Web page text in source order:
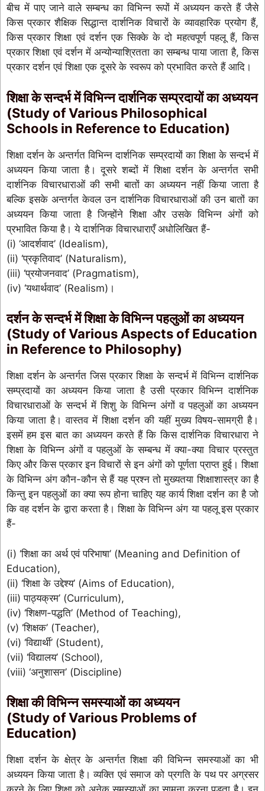
बीच में पाए जाने वाले सम्बन्ध का विभिन्न रूपों में अध्ययन करते हैं जैसे
किस प्रकार शैक्षिक सिद्धान्त दार्शनिक विचारों के व्यावहारिक प्रयोग हैं,
किस प्रकार शिक्षा एवं दर्शन एक सिक्के के दो महत्वपूर्ण पहलू हैं, किस
प्रकार शिक्षा एवं दर्शन में अन्योन्याश्रितता का सम्बन्ध पाया जाता है, किस
प्रकार दर्शन एवं शिक्षा एक दूसरे के स्वरूप को प्रभावित करते हैं आदि।
शिक्षा के सन्दर्भ में विभिन्न दार्शनिक सम्प्रदायों का अध्ययन
(Study of Various Philosophical
Schools in Reference to Education)
शिक्षा दर्शन के अन्तर्गत विभिन्न दार्शनिक सम्प्रदायों का शिक्षा के सन्दर्भ में
अध्ययन किया जाता है। दूसरे शब्दों में शिक्षा दर्शन के अन्तर्गत सभी
दार्शनिक विचारधाराओं की सभी बातों का अध्ययन नहीं किया जाता है
बल्कि इसके अन्तर्गत केवल उन दार्शनिक विचारधाराओं की उन बातों का
अध्ययन किया जाता है जिन्होंने शिक्षा और उसके विभिन्न अंगों को
प्रभावित किया है। ये दार्शनिक विचारधाराएँ अधोलिखित हैं-
(i) ‘आदर्शवाद’ (Idealism),
(ii) ‘प्रकृतिवाद’ (Naturalism),
(iii) ‘प्रयोजनवाद’ (Pragmatism),
(iv) ‘यथार्थवाद’ (Realism)।
दर्शन के सन्दर्भ में शिक्षा के विभिन्न पहलुओं का अध्ययन
(Study of Various Aspects of Education
in Reference to Philosophy)
शिक्षा दर्शन के अन्तर्गत जिस प्रकार शिक्षा के सन्दर्भ में विभिन्न दार्शनिक
सम्प्रदायों का अध्ययन किया जाता है उसी प्रकार विभिन्न दार्शनिक
विचारधाराओं के सन्दर्भ में शिशु के विभिन्न अंगों व पहलुओं का अध्ययन
किया जाता है। वास्तव में शिक्षा दर्शन की यहीं मुख्य विषय-सामग्री है।
इसमें हम इस बात का अध्ययन करते हैं कि किस दार्शनिक विचारधारा ने
शिक्षा के विभिन्न अंगों व पहलुओं के सम्बन्ध में क्या-क्या विचार प्रस्तुत
किए और किस प्रकार इन विचारों से इन अंगों को पूर्णता प्राप्त हुई। शिक्षा
के विभिन्न अंग कौन-कौन से हैं यह प्रश्न तो मुख्यतया शिक्षाशास्त्र का है
किन्तु इन पहलुओं का क्या रूप होना चाहिए यह कार्य शिक्षा दर्शन का है जो
कि वह दर्शन के द्वारा करता है। शिक्षा के विभिन्न अंग या पहलू इस प्रकार
हैं-
(i) ‘शिक्षा का अर्थ एवं परिभाषा’ (Meaning and Definition of
Education),
(ii) ‘शिक्षा के उद्देश्य’ (Aims of Education),
(iii) पाठ्यक्रम’ (Curriculum),
(iv) ‘शिक्षण-पद्धति’ (Method of Teaching),
(v) ‘शिक्षक’ (Teacher),
(vi) ‘विद्यार्थी’ (Student),
(vii) ‘विद्यालय’ (School),
(viii) ‘अनुशासन’ (Discipline)
शिक्षा की विभिन्न समस्याओं का अध्ययन
(Study of Various Problems of
Education)
शिक्षा दर्शन के क्षेत्र के अन्तर्गत शिक्षा की विभिन्न समस्याओं का भी
अध्ययन किया जाता है। व्यक्ति एवं समाज को प्रगति के पथ पर अग्रसर